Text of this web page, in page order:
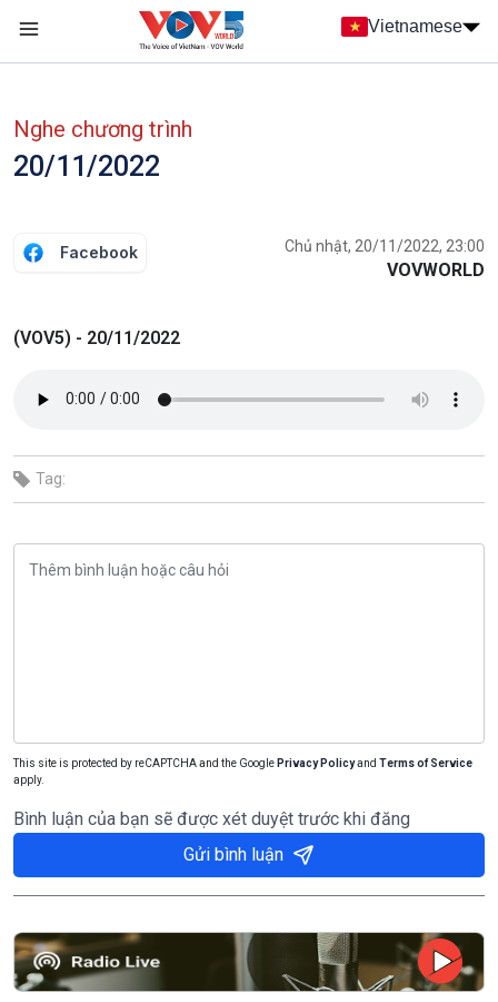
Nhảy đến nội dung
Vietnamese
Nghe chương trình
20/11/2022
Facebook Chủ nhật, 20/11/2022, 23:00
VOVWORLD
(VOV5) - 20/11/2022
Tag:
This site is protected by reCAPTCHA and the Google Privacy Policyand Terms of Service
apply.
Bình luận của bạn sẽ được xét duyệt trước khi đăng
Gửi bình luận